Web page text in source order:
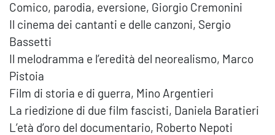
Comico, parodia, eversione, Giorgio Cremonini
Il cinema dei cantanti e delle canzoni, Sergio
Bassetti
Il melodramma e l’eredità del neorealismo, Marco
Pistoia
Film di storia e di guerra, Mino Argentieri
La riedizione di due film fascisti, Daniela Baratieri
L’età d’oro del documentario, Roberto Nepoti